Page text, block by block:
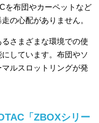
を布団やカーペットなど
の心配がありません。
さまざまな環境での使
しています。布団やソ
ルスロットリングが発
「ZBOXシリー